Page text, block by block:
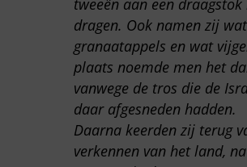
tweeën aan een
dragen. Ook namen zij wat
granaatappels en wat
plaats noemde men het
vanwege de tros die de
daar afgesneden hadden.
Daarna keerden zij terug
verkennen van het land,